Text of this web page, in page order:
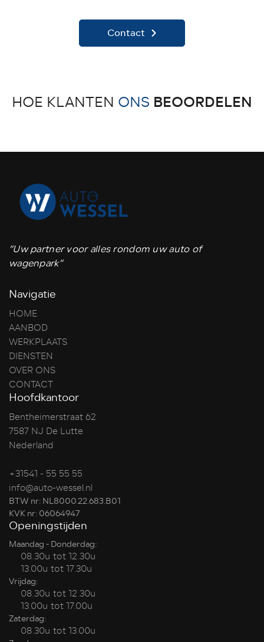
Contact
HOE KLANTEN ONS BEOORDELEN
“Uw partner voor alles rondom uw auto of
wagenpark”
Navigatie
HOME
AANBOD
WERKPLAATS
DIENSTEN
OVER ONS
CONTACT
Hoofdkantoor
Bentheimerstraat 62
7587 NJ De Lutte
Nederland
+31541 - 55 55 55
info@auto-wessel.nl
BTW nr: NL8000.22.683.B01
KVK nr: 06064947
Openingstijden
Maandag - Donderdag:
08.30u tot 12.30u
13.00u tot 17.30u
Vrijdag:
08.30u tot 12.30u
13.00u tot 17.00u
Zaterdag:
08.30u tot 13.00u